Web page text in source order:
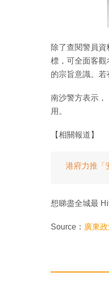
除了查閱警員
標，可全面客
的宗旨意識。若
南沙警方表示
用。
【相關報道】
港府力推「
想睇盡全城最
Source： 廣東